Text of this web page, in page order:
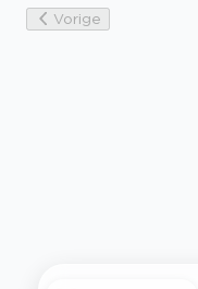
Vorige